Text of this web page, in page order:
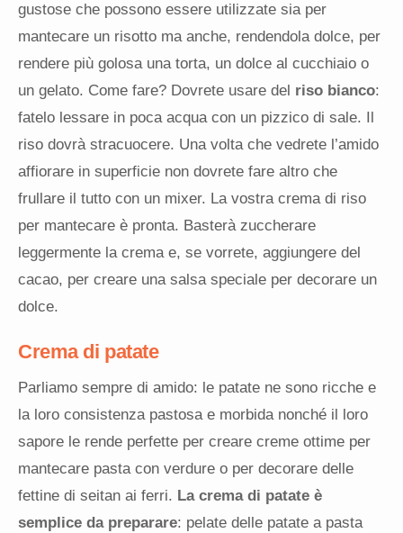
gustose che possono essere utilizzate sia per
mantecare un risotto ma anche, rendendola dolce, per
rendere più golosa una torta, un dolce al cucchiaio o
un gelato. Come fare? Dovrete usare del riso bianco:
fatelo lessare in poca acqua con un pizzico di sale. Il
riso dovrà stracuocere. Una volta che vedrete l’amido
affiorare in superficie non dovrete fare altro che
frullare il tutto con un mixer. La vostra crema di riso
per mantecare è pronta. Basterà zuccherare
leggermente la crema e, se vorrete, aggiungere del
cacao, per creare una salsa speciale per decorare un
dolce.
Crema di patate
Parliamo sempre di amido: le patate ne sono ricche e
la loro consistenza pastosa e morbida nonché il loro
sapore le rende perfette per creare creme ottime per
mantecare pasta con verdure o per decorare delle
fettine di seitan ai ferri. La crema di patate è
semplice da preparare: pelate delle patate a pasta